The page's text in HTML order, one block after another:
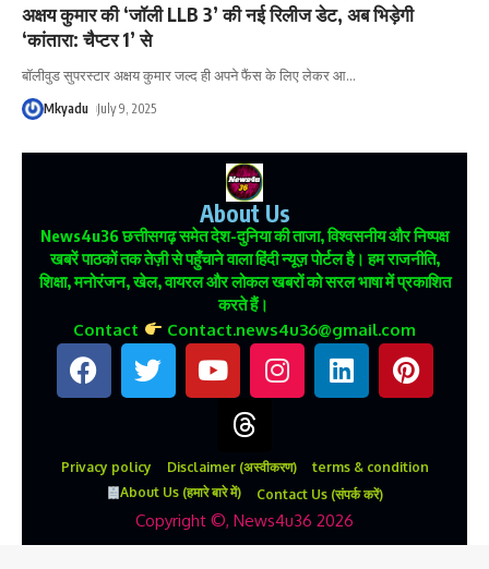
अक्षय कुमार की ‘जॉली LLB 3’ की नई रिलीज डेट, अब भिड़ेगी
‘कांतारा: चैप्टर 1’ से
बॉलीवुड सुपरस्टार अक्षय कुमार जल्द ही अपने फैंस के लिए लेकर आ…
Mkyadu July 9, 2025
About Us
News4u36छत्तीसगढ़ समेत देश-दुनिया की ताजा, विश्वसनीय और निष्पक्ष
खबरें पाठकों तक तेज़ी से पहुँचाने वाला हिंदी न्यूज़ पोर्टल है। हम राजनीति,
शिक्षा, मनोरंजन, खेल, वायरल और लोकल खबरों को सरल भाषा में प्रकाशित
करते हैं।
Contact Contact.news4u36@gmail.com
Privacy policy Disclaimer (अस्वीकरण)
terms & condition
About Us (हमारे बारे में)
Contact Us (संपर्क करें)
Copyright ©, News4u36 2026